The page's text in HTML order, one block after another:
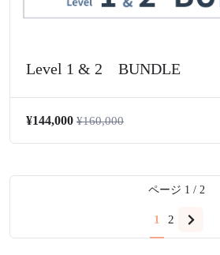
Level 1 & 2 BUNDLE
¥144,000 ¥160,000
ページ 1 / 2
1 2
Next